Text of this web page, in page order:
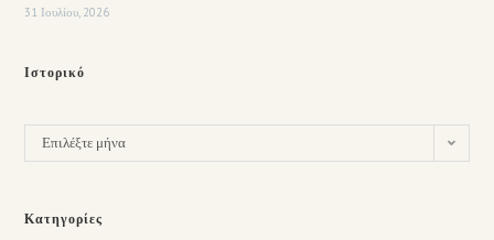
31 Ιουλίου, 2026
Ιστορικό
Επιλέξτε μήνα
Κατηγορίες